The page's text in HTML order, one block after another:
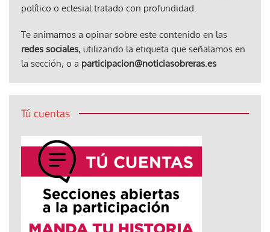
político o eclesial tratado con profundidad.
Te animamos a opinar sobre este contenido en las
redes sociales, utilizando la etiqueta que señalamos en
la sección, o a participacion@noticiasobreras.es
Tú cuentas